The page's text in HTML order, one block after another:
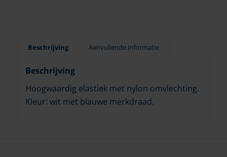
Beschrijving Aanvullende informatie
Beschrijving
Hoogwaardig elastiek met nylon omvlechting.
Kleur: wit met blauwe merkdraad.